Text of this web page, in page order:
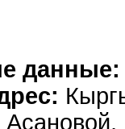
данные: